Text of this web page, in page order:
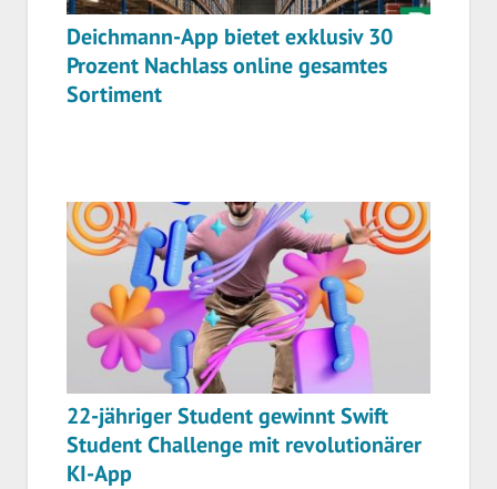
Deichmann-App bietet exklusiv 30
Prozent Nachlass online gesamtes
Sortiment
22-jähriger Student gewinnt Swift
Student Challenge mit revolutionärer
KI-App